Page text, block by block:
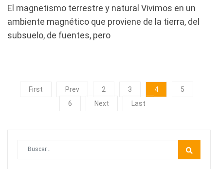
El magnetismo terrestre y natural Vivimos en un
ambiente magnético que proviene de la tierra, del
subsuelo, de fuentes, pero
First Prev 2 3 4
5
6
Next Last